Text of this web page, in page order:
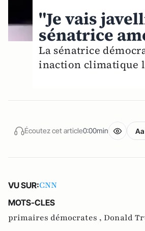
"Je vais
sénatrice
La sénatrice
inaction climatique
Écoutez cet article0:00min Aa
VU SUR:CNN
MOTS-CLES
primaires démocrates , Donald